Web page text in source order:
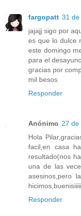
fargopatt 31 de
jajajj sigo por
es que lo dulce
este domingo
para el
gracias por
mil besos
Responder
Anónimo 27 de
Hola
facil,en casa
resultado(nos
una de las
asesinos,pero
Responder